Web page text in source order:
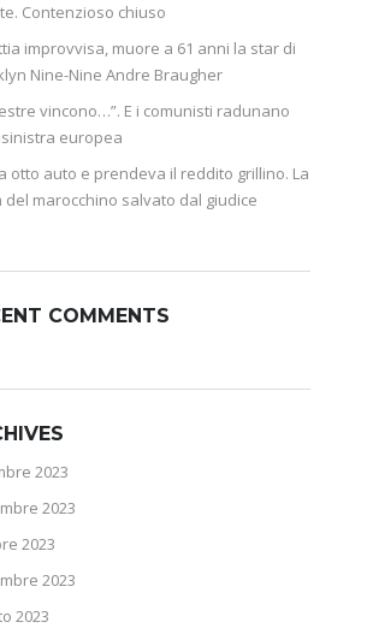
Contenzioso chiuso
improvvisa, muore a 61 anni la star di
Nine-Nine Andre Braugher
vincono…”. E i comunisti radunano
europea
otto auto e prendeva il reddito grillino. La
marocchino salvato dal giudice
COMMENTS
2023
2023
2023
2023
2023